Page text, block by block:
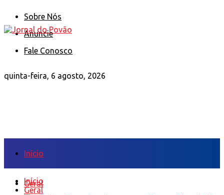
Sobre Nós
Anuncie
Fale Conosco
quinta-feira, 6 agosto, 2026
Início
Geral
Início
Geral